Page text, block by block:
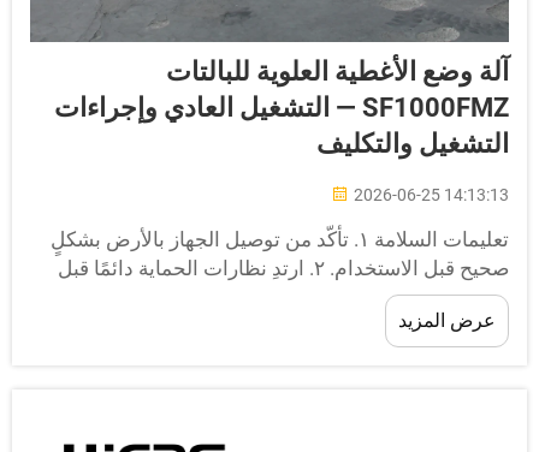
وضع الأغطية العلوية للبالتات
SF1000FMZ — التشغيل العادي وإجراءات
والتكليف
2026-06-25
تعليمات السلامة ١. تأكَّد من توصيل الجهاز بالأرض بشكلٍ
صحيح قبل الاستخدام. ٢. ارتدِ نظارات الحماية دائمًا قبل
تشغيل الجهاز. ٣. تُعَدُّ الإكسسوارات الشخصية سببًا رئيسيًّا
جسيمة. وقبل بدء تشغيل الجهاز، اخلع الساعات،عرض المزيد